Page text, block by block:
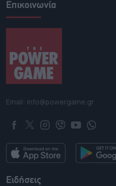
Επικοινωνία
Email: info@powergame.gr
Ειδήσεις